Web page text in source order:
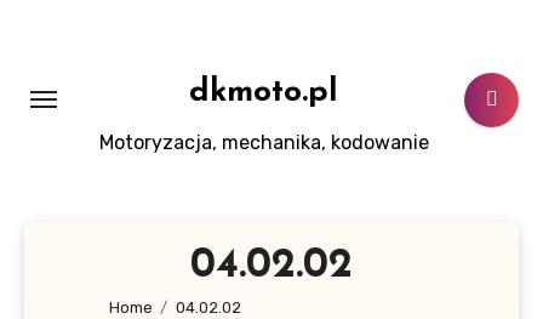
dkmoto.pl
Motoryzacja, mechanika, kodowanie
04.02.02
Home 04.02.02